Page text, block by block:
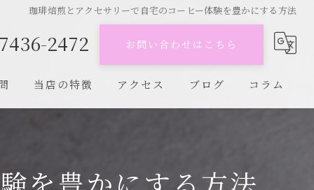
珈琲焙煎とアクセサリーで自宅のコーヒー体験を豊かにする方法
2472 お問い合わせはこちら
当店の特徴 アクセス ブログ コラム
を豊かにする方法